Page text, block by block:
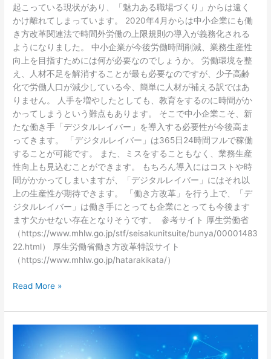
起こっている現状があり、「魅力ある職場づくり」からは遠く
かけ離れてしまっています。 2020年4月からは中小企業にも働
き方改革関連法で時間外労働の上限規則の導入が義務化される
ようになりました。 中小企業が今後労働時間削減、業務生産性
向上を目指すためには何が必要なのでしょうか。 労働環境を整
え、人材不足を解消することが最も必要なのですが、少子高齢
化で労働人口が減少している今、簡単に人材が補える訳ではあ
りません。 人手を増やしたとしても、教育をするのに時間がか
かってしまうという難点もあります。 そこで中小企業こそ、新
たな働き手「デジタルレイバー」を導入する必要性が今後高ま
ってきます。 「デジタルレイバー」は365日24時間フルで稼働
することが可能です。 また、ミスをすることもなく、業務生産
性向上も見込むことができます。 もちろん導入にはコストや時
間がかかってしまいますが、「デジタルレイバー」にはそれ以
上の生産性が期待できます。 「働き方改革」を行う上で、「デ
ジタルレイバー」は働き手にとっても企業にとっても今後ます
ます欠かせない存在となりそうです。 参考サイト 厚生労働省
（https://www.mhlw.go.jp/stf/seisakunitsuite/bunya/00001483
22.html） 厚生労働省働き方改革特設サイト
（https://www.mhlw.go.jp/hatarakikata/）
Read More »